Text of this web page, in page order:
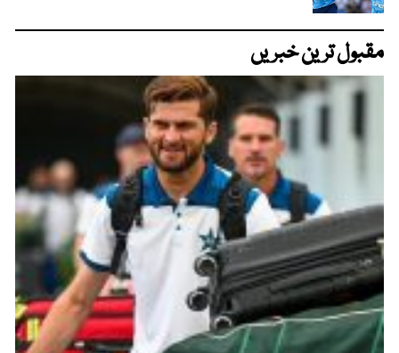
مقبول ترین خبریں